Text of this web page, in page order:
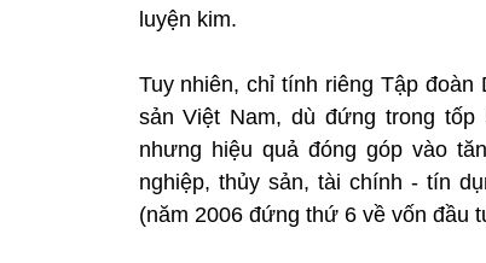
luyện kim.
Tuy nhiên, chỉ tính riêng Tập
sản Việt Nam, dù đứng trong
nhưng hiệu quả đóng góp vào
nghiệp, thủy sản, tài chính - tín
(năm 2006 đứng thứ 6 về vốn đầu